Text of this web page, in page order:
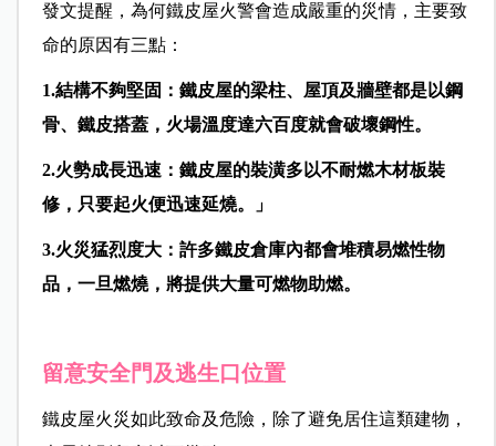
發文提醒，為何鐵皮屋火警會造成嚴重的災情，主要致
命的原因有三點：
1.結構不夠堅固：鐵皮屋的梁柱、屋頂及牆壁都是以鋼
骨、鐵皮搭蓋，火場溫度達六百度就會破壞鋼性。
2.火勢成長迅速：鐵皮屋的裝潢多以不耐燃木材板裝
修，只要起火便迅速延燒。」
3.火災猛烈度大：許多鐵皮倉庫內都會堆積易燃性物
品，一旦燃燒，將提供大量可燃物助燃。
留意安全門及逃生口位置
鐵皮屋火災如此致命及危險，除了避免居住這類建物，